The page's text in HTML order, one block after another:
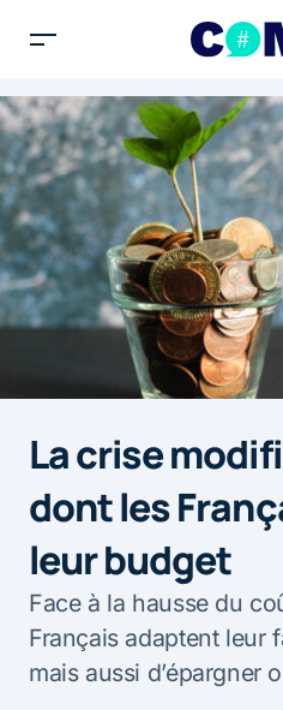
La crise
dont les
leur budget
Face à la hausse du
Français adaptent leur
mais aussi d’épargner